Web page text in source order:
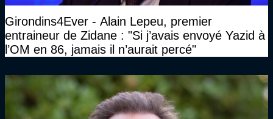
Girondins4Ever - Alain Lepeu, premier
entraineur de Zidane : "Si j’avais envoyé Yazid à
l’OM en 86, jamais il n’aurait percé"